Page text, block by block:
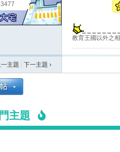
3477
教育王國以外之
一主題 下一主題 ›
主題